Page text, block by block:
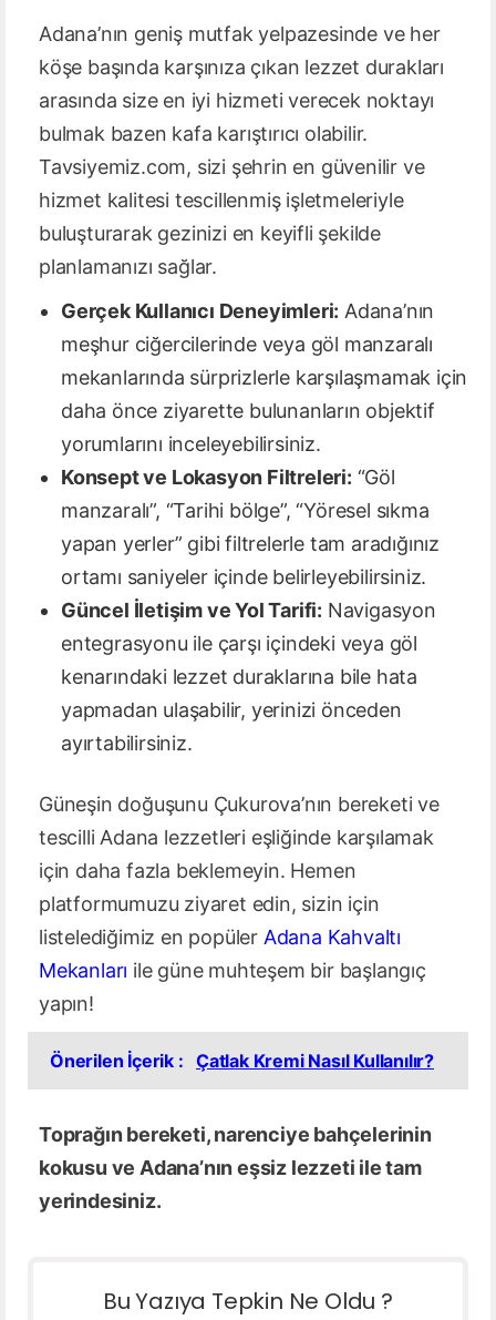
Adana’nın geniş mutfak yelpazesinde ve her
köşe başında karşınıza çıkan lezzet durakları
arasında size en iyi hizmeti verecek noktayı
bulmak bazen kafa karıştırıcı olabilir.
Tavsiyemiz.com, sizi şehrin en güvenilir ve
hizmet kalitesi tescillenmiş işletmeleriyle
buluşturarak gezinizi en keyifli şekilde
planlamanızı sağlar.
Gerçek Kullanıcı Deneyimleri: Adana’nın
meşhur ciğercilerinde veya göl manzaralı
mekanlarında sürprizlerle karşılaşmamak için
daha önce ziyarette bulunanların objektif
yorumlarını inceleyebilirsiniz.
Konsept ve Lokasyon Filtreleri: “Göl
manzaralı”, “Tarihi bölge”, “Yöresel sıkma
yapan yerler” gibi filtrelerle tam aradığınız
ortamı saniyeler içinde belirleyebilirsiniz.
Güncel İletişim ve Yol Tarifi: Navigasyon
entegrasyonu ile çarşı içindeki veya göl
kenarındaki lezzet duraklarına bile hata
yapmadan ulaşabilir, yerinizi önceden
ayırtabilirsiniz.
Güneşin doğuşunu Çukurova’nın bereketi ve
tescilli Adana lezzetleri eşliğinde karşılamak
için daha fazla beklemeyin. Hemen
platformumuzu ziyaret edin, sizin için
listelediğimiz en popüler Adana Kahvaltı
Mekanları ile güne muhteşem bir başlangıç
yapın!
Önerilen İçerik : Çatlak Kremi Nasıl Kullanılır?
Toprağın bereketi, narenciye bahçelerinin
kokusu ve Adana’nın eşsiz lezzeti ile tam
yerindesiniz.
Bu Yazıya Tepkin Ne Oldu ?